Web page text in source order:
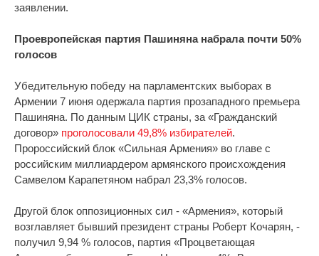
заявлении.
Проевропейская партия Пашиняна набрала почти 50%
голосов
Убедительную победу на парламентских выборах в
Армении 7 июня одержала партия прозападного премьера
Пашиняна. По данным ЦИК страны, за «Гражданский
договор» проголосовали 49,8% избирателей.
Пророссийский блок «Сильная Армения» во главе с
российским миллиардером армянского происхождения
Самвелом Карапетяном набрал 23,3% голосов.
Другой блок оппозиционных сил - «Армения», который
возглавляет бывший президент страны Роберт Кочарян, -
получил 9,94 % голосов, партия «Процветающая